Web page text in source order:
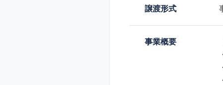
譲渡形式
事業概要